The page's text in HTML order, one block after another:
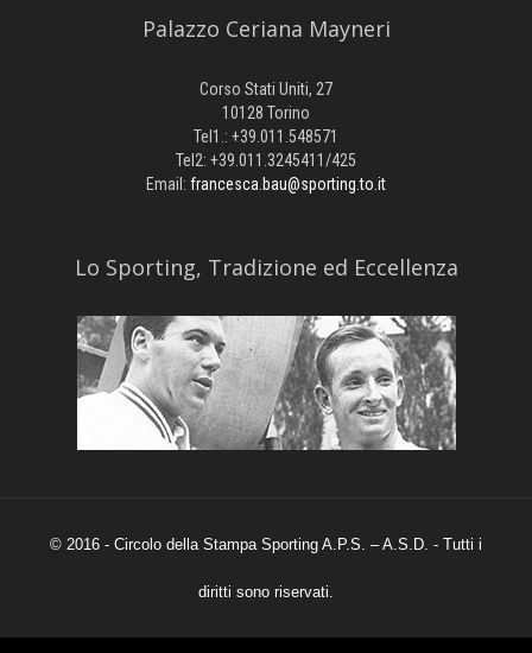
Palazzo Ceriana Mayneri
Corso Stati Uniti, 27
10128 Torino
Tel1.: +39.011.548571
Tel2: +39.011.3245411/425
Email: francesca.bau@sporting.to.it
​Lo Sporting, Tradizione ed Eccellenza
© 2016 - Circolo della Stampa Sporting A.P.S. – A.S.D. - Tutti i
diritti sono riservati.